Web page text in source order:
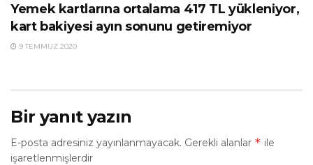
Yemek kartlarına ortalama 417 TL yükleniyor,
kart bakiyesi ayın sonunu getiremiyor
9 TEMMUZ 2020
Bir yanıt yazın
E-posta adresiniz yayınlanmayacak. Gerekli alanlar * ile
işaretlenmişlerdir